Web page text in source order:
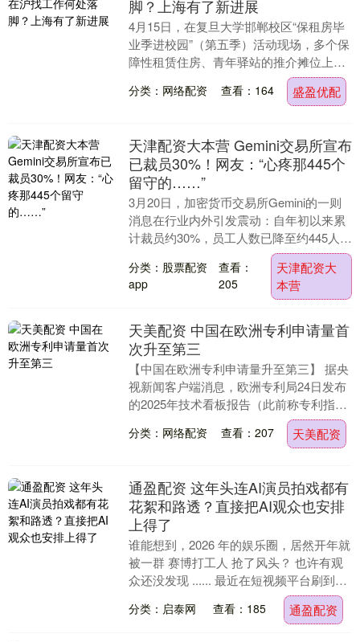
脚？上海有了新进展
4月15日，在复旦大学邯郸校区“保租房毕
业季进校园”（第五季）活动现场，多个保
障性租赁住房、青年驿站的推介摊位上人
头攒动。活动现场传出消息：青年驿站将
在供给数量....
分类：网络配资 查看：164 盛盈优配
天津配资大本营 Gemini交易所宣布
已裁员30%！网友：“心疼那445个
留守的……”
3月20日，加密货币交易所Gemini的一则
消息在行业内外引发震动：自年初以来累
计裁员约30%，员工人数已降至约445人，
同时高调宣称引入AI工具以“提升效率”....
分类：股票配资
app
查看：
205
天津配资大
本营
天美配资 中国在欧洲专利申请量首
次升至第三
【中国在欧洲专利申请量升至第三】 据央
视新闻客户端消息，欧洲专利局24日发布
的2025年技术看板报告（此前称专利指数
报告）显示，2025年该机构收到来自中国
的2....
分类：网络配资 查看：207 天美配资
通盈配资 这年头连AI演员拍戏都有
花絮和路透？直接把AI观众也安排
上得了
谁能想到，2026 年的娱乐圈，居然开年就
被一群 赛博打工人 抢了风头？ 也许有观
众还没发现 ...... 最近在短视频平台刷到的
热播短剧，画面里出现的可能根本....
分类：启泰网 查看：185 通盈配资